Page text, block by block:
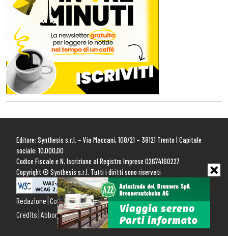
Editore: Synthesis s.r.l. – Via Maccani, 108/21 – 38121 Trento | Capitale
sociale: 10.000,00
Codice Fiscale e N. Iscrizione al Registro Imprese 02674160227
Copyright © Synthesis s.r.l. Tutti i diritti sono riservati
Redazione Contattaci Pubblicità Privacy Policy Cookie Policy
Credits Abbonamenti